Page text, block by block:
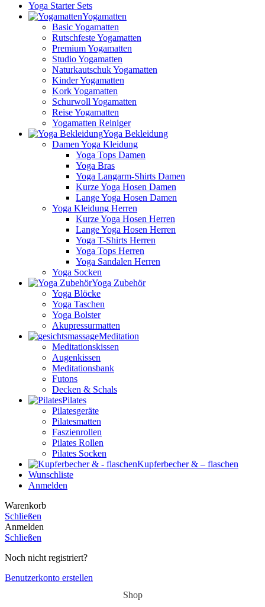
Yoga Starter Sets
Yogamatten
Basic Yogamatten
Rutschfeste Yogamatten
Premium Yogamatten
Studio Yogamatten
Naturkautschuk Yogamatten
Kinder Yogamatten
Kork Yogamatten
Schurwoll Yogamatten
Reise Yogamatten
Yogamatten Reiniger
Yoga Bekleidung
Damen Yoga Kleidung
Yoga Tops Damen
Yoga Bras
Yoga Langarm-Shirts Damen
Kurze Yoga Hosen Damen
Lange Yoga Hosen Damen
Yoga Kleidung Herren
Kurze Yoga Hosen Herren
Lange Yoga Hosen Herren
Yoga T-Shirts Herren
Yoga Tops Herren
Yoga Sandalen Herren
Yoga Socken
Yoga Zubehör
Yoga Blöcke
Yoga Taschen
Yoga Bolster
Akupressurmatten
Meditation
Meditationskissen
Augenkissen
Meditationsbank
Futons
Decken & Schals
Pilates
Pilatesgeräte
Pilatesmatten
Faszienrollen
Pilates Rollen
Pilates Socken
Kupferbecher & – flaschen
Wunschliste
Anmelden
Warenkorb
Schließen
Anmelden
Schließen
Noch nicht registriert?
Benutzerkonto erstellen
Shop